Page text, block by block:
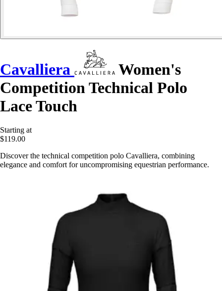
Cavalliera
Women's
Competition Technical Polo
Lace Touch
Starting at
$119.00
Discover the technical competition polo Cavalliera, combining
elegance and comfort for uncompromising equestrian performance.